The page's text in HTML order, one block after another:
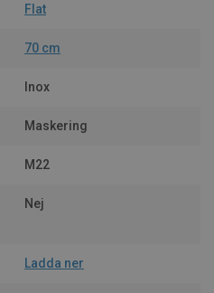
Flat
70 cm
Inox
Maskering
M22
Nej
Ladda ner